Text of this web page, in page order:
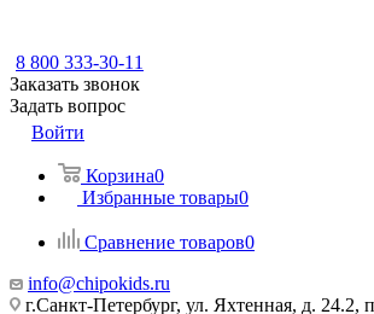
8 800 333-30-11
Заказать звонок
Задать вопрос
Войти
Корзина0
Избранные товары0
Сравнение товаров0
info@chipokids.ru
г.Санкт-Петербург, ул. Яхтенная, д.